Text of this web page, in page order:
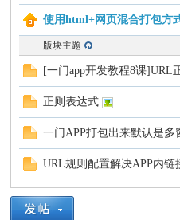
AP
使用html+网页混合打包方
版块主题
[一门app开发教程8课]URL
正则表达式
一门APP打包出来默认是多
URL规则配置解决APP内